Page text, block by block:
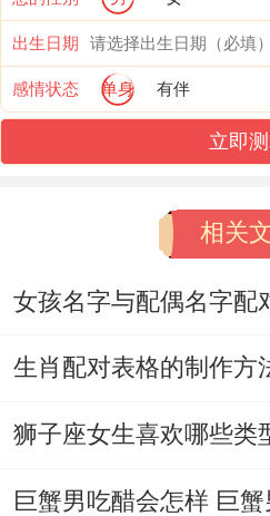
座
理
预案
实际点说，各方面都很
理:一次也没做冲动魔
发火而事泡了壶茶、用
道歉续约。
咖啡偏好、也能在朋友
继续下去学习:拒绝躺平
出生日期
感情状态 单身 有伴
立即
相关